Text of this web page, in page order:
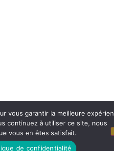
vous garantir la meilleure
continuez à utiliser ce site, nous
vous en êtes satisfait.
de confidentialité